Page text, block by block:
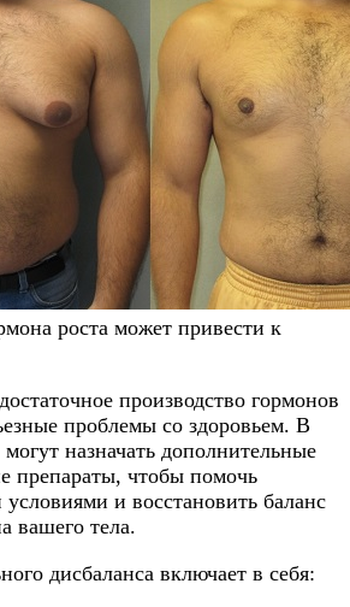
роста может привести к
производство гормонов
проблемы со здоровьем. В
назначать дополнительные
препараты, чтобы помочь
условиями и восстановить баланс
вашего тела.
дисбаланса включает в себя: